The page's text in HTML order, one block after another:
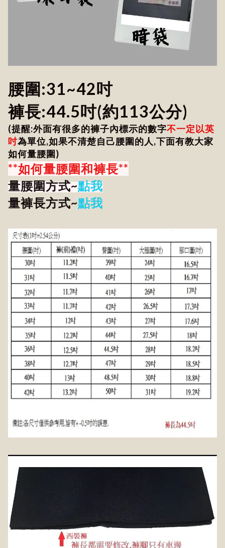
腰圍:31~42吋
褲長:44.5吋(約113公分)
(提醒:外面有很多的褲子內標示的數字不一定以英
吋為單位,如果不清楚自己腰圍的人,下面有教大家
如何量腰圍)
**如何量腰圍和褲長**
量腰圍方式~點我
量褲長方式~點我